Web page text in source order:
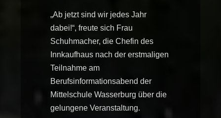
„Ab jetzt sind wir jedes Jahr
dabei!“, freute sich Frau
Schuhmacher, die Chefin des
Innkaufhaus nach der erstmaligen
Teilnahme am
Berufsinformationsabend der
Mittelschule Wasserburg über die
gelungene Veranstaltung.